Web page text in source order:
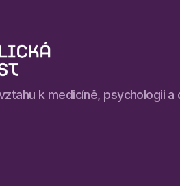
k medicíně, psychologii a